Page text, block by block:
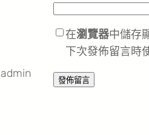
admin
在瀏覽器中儲存
下次發佈留言時